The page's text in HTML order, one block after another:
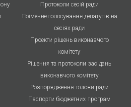
Протоколи cесій ради
Поіменне голосування депатутів на
сесіях ради
Проекти рішень виконавчого
комітету
Рішення та протоколи засідань
виконавчого комітету
Розпорядження голови ради
Паспорти бюджетних програм